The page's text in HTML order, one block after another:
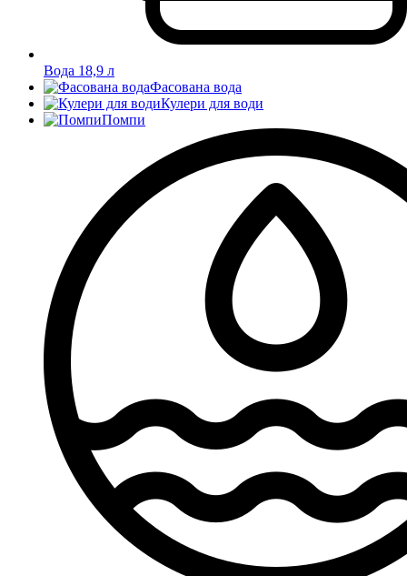
Вода 18,9 л
Фасована вода
Кулери для води
Помпи